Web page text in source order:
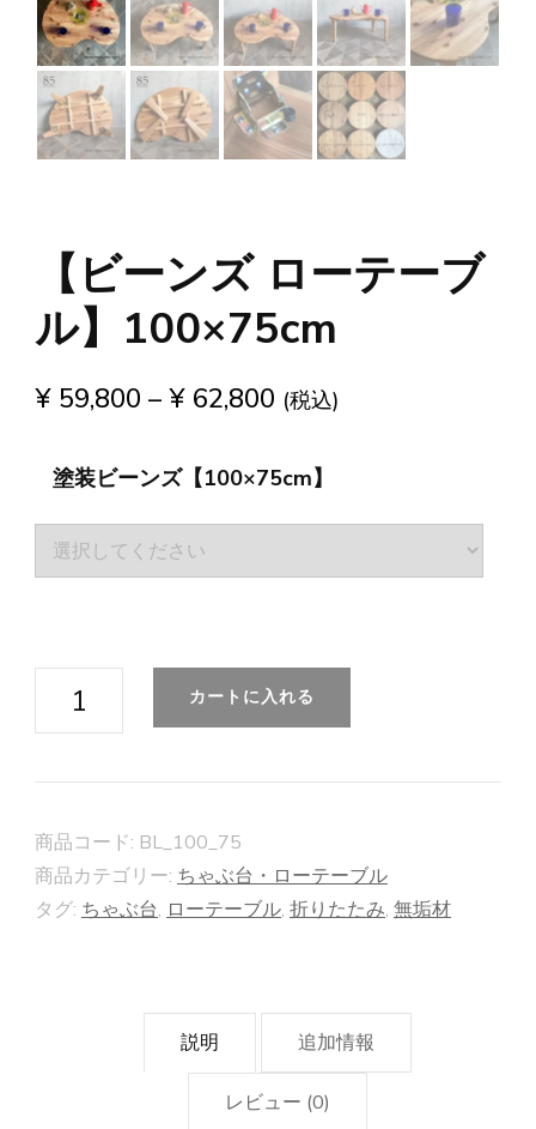
【ビーンズ ローテーブ
ル】100×75cm
¥ 59,800 – ¥ 62,800 (税込)
塗装ビーンズ【100×75cm】
【ビ
ロ
ー
テ
カートに入れる
商品コード: BL_100_75
商品カテゴリー: ちゃぶ台・ローテーブル
タグ: ちゃぶ台, ローテーブル, 折りたたみ, 無垢材
説明 追加情報
レビュー (0)